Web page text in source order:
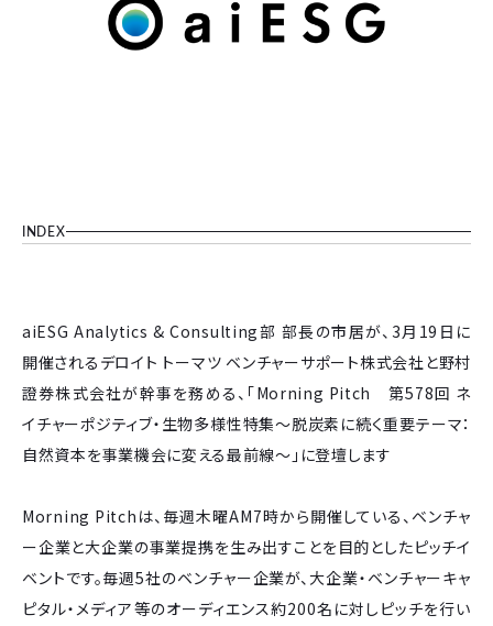
INDEX
aiESG Analytics & Consulting部 部長の市居が、3月19日に
開催されるデロイト トーマツ ベンチャーサポート株式会社と野村
證券株式会社が幹事を務める、「Morning Pitch 第578回 ネ
イチャーポジティブ・生物多様性特集～脱炭素に続く重要テーマ：
自然資本を事業機会に変える最前線～」に登壇します
Morning Pitchは、毎週木曜AM7時から開催している、ベンチャ
ー企業と大企業の事業提携を生み出すことを目的としたピッチイ
ベントです。毎週5社のベンチャー企業が、大企業・ベンチャーキャ
ピタル・メディア等のオーディエンス約200名に対しピッチを行い